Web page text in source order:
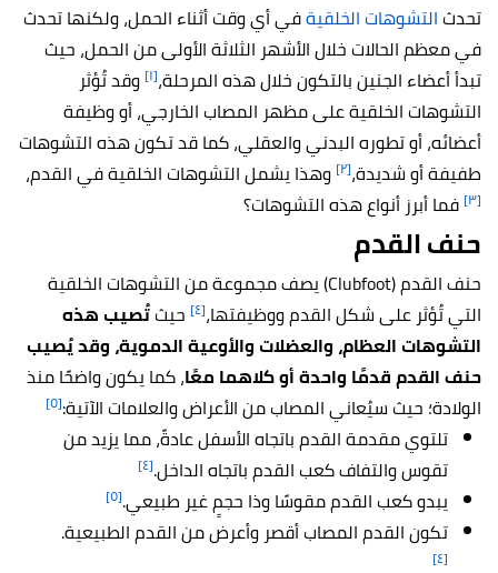
تحدثالتشوهات الخلقيةفي أي وقت أثناء الحمل، ولكنها تحدث
في معظم الحالات خلال الأشهر الثلاثة الأولى من الحمل، حيث
تبدأ أعضاء الجنين بالتكون خلال هذه المرحلة،[١] وقد تُؤثر
التشوهات الخلقية على مظهر المصاب الخارجي، أو وظيفة
أعضائه، أو تطوره البدني والعقلي، كما قد تكون هذه التشوهات
طفيفة أو شديدة،[٢] وهذا يشمل التشوهات الخلقية في القدم،
[٣] فما أبرز أنواع هذه التشوهات؟
حنف القدم
حنف القدم (Clubfoot) يصف مجموعة من التشوهات الخلقية
التي تُؤثر على شكل القدم ووظيفتها،[٤] حيثتُصيب هذه
التشوهات العظام، والعضلات والأوعية الدموية، وقد يُصيب
حنف القدم قدمًا واحدة أو كلاهما معًا، كما يكون واضحًا منذ
الولادة؛ حيث سيُعاني المصاب من الأعراض والعلامات الآتية:[٥]
تلتوي مقدمة القدم باتجاه الأسفل عادةً، مما يزيد من
تقوس والتفاف كعب القدم باتجاه الداخل.[٤]
يبدو كعب القدم مقوسًا وذا حجمٍ غير طبيعي.[٥]
تكون القدم المصاب أقصر وأعرض من القدم الطبيعية.
[٤]